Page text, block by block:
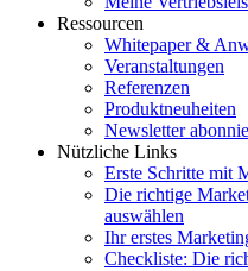
Ressourcen
Whitepaper &
Veranstaltungen
Referenzen
Produktneuheiten
Newsletter
Nützliche Links
Erste Schritte mit
Die richtige
auswählen
Ihr erstes
Checkliste: Die